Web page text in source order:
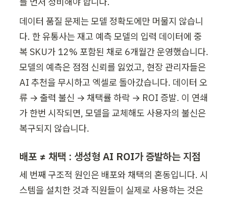
데이터 품질 문제는 모델 정확도에만 머물지 않습니
다. 한 유통사는 재고 예측 모델의 입력 데이터에 중
복 SKU가 12% 포함된 채로 6개월간 운영했습니다.
모델의 예측은 점점 신뢰를 잃었고, 현장 관리자들은
AI 추천을 무시하고 엑셀로 돌아갔습니다. 데이터 오
류 → 출력 불신 → 채택률 하락 → ROI 증발. 이 연쇄
가 한번 시작되면, 모델을 교체해도 사용자의 불신은
복구되지 않습니다.
배포 ≠ 채택 : 생성형 AI ROI가 증발하는 지점
세 번째 구조적 원인은 배포와 채택의 혼동입니다. 시
스템을 설치한 것과 직원들이 실제로 사용하는 것은